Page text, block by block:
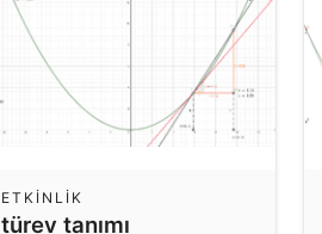
türev tanımı
ETKINLIK